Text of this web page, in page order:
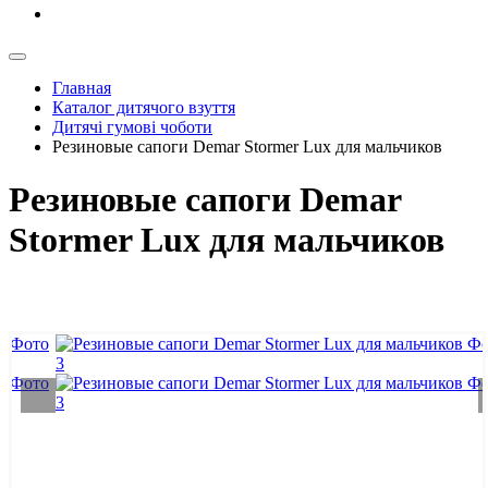
Главная
Каталог дитячого взуття
Дитячі гумові чоботи
Резиновые сапоги Demar Stormer Lux для мальчиков
Резиновые сапоги Demar
Stormer Lux для мальчиков